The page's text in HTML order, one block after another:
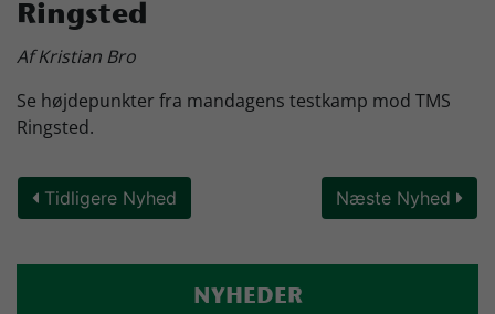
Skjern Bank Grand Prix
Nyhedsbrev
Køb Billet
Ringsted
Af Kristian Bro
Se højdepunkter fra mandagens testkamp mod TMS
Ringsted.
Tidligere Nyhed Næste Nyhed
NYHEDER